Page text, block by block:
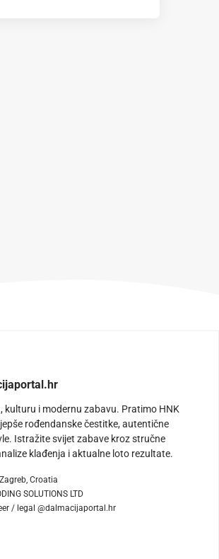
kulturu i modernu zabavu. Pratimo HNK
rođendanske čestitke, autentične
Istražite svijet zabave kroz stručne
klađenja i aktualne loto rezultate.
Croatia
SOLUTIONS LTD
/ legal @dalmacijaportal.hr